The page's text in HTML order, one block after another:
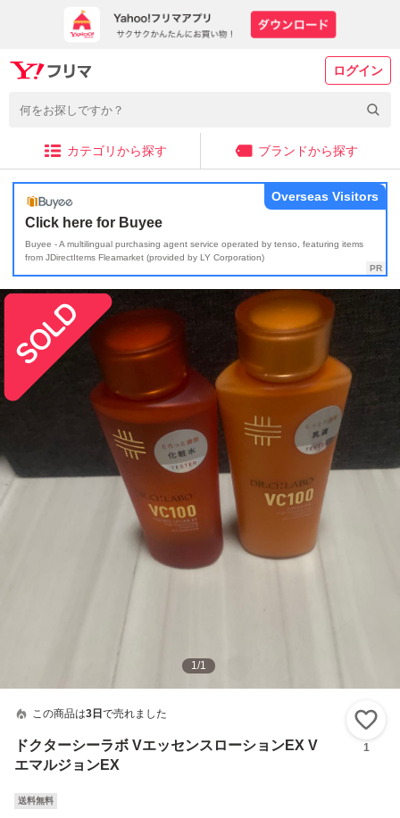
ログイン
カテゴリから探す ブランドから探す
Click here for Buyee
Buyee - A multilingual purchasing agent service operated by tenso, featuring items
from JDirectItems Fleamarket (provided by LY Corporation)
Overseas Visitors
1/1
この商品は3日 で売れました
ドクターシーラボ VエッセンスローションEX V
エマルジョンEX
1
送料無料